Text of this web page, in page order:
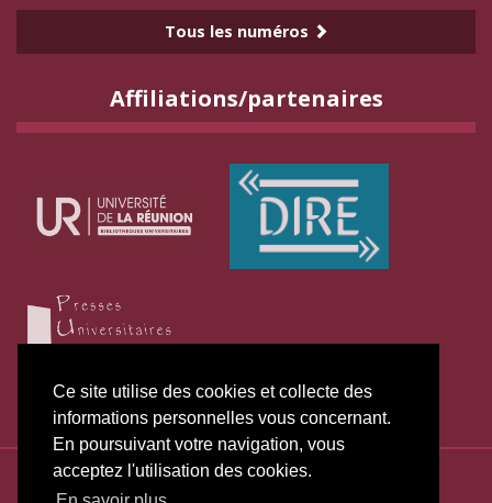
Ce site utilise des cookies et collecte des
informations personnelles vous concernant.
En poursuivant votre navigation, vous
acceptez l'utilisation des cookies.
Tous les numéros
Affiliations/partenaires
ISSN électronique 2271-3131